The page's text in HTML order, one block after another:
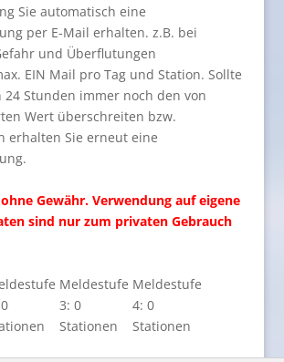
Sie automatisch eine
per E-Mail erhalten. z.B. bei
und Überflutungen
EIN Mail pro Tag und Station. Sollte
24 Stunden immer noch den von
Wert überschreiten bzw.
erhalten Sie erneut eine
Gewähr. Verwendung auf eigene
sind nur zum privaten Gebrauch
Meldestufe
3: 0
Stationen
Meldestufe
4: 0
Stationen